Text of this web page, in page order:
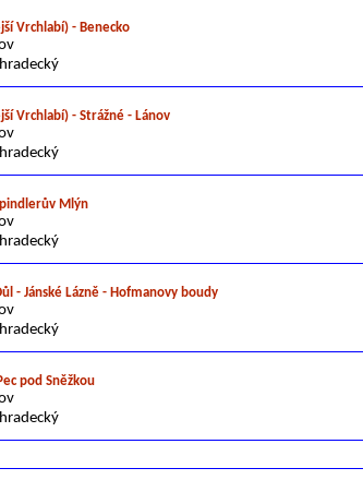
Vrchlabí) - Benecko
Vrchlabí) - Strážné - Lánov
Mlýn
- Jánské Lázně - Hofmanovy boudy
pod Sněžkou